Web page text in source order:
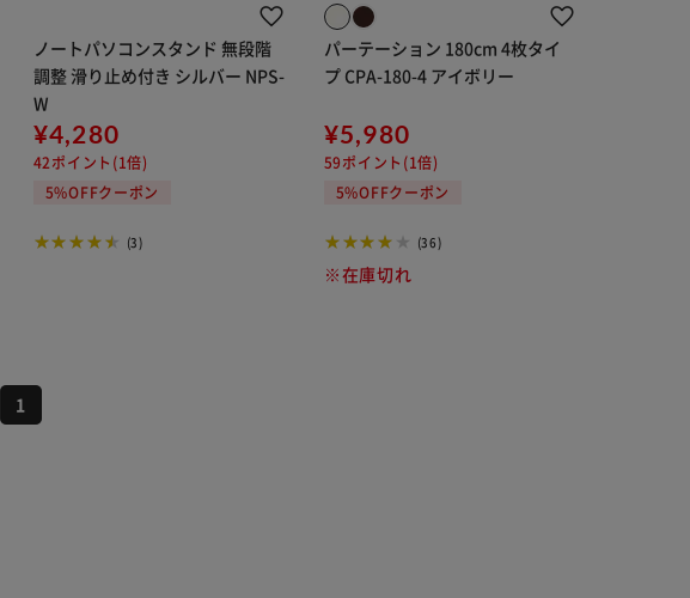
ノートパソコンスタンド 無段階
調整 滑り止め付き シルバー NPS-
W
¥4,280
42ポイント(1倍)
5%OFFクーポン
(3)
パーテーション 180cm 4枚タイ
プ CPA-180-4 アイボリー
¥5,980
59ポイント(1倍)
5%OFFクーポン
(36)
※在庫切れ
1